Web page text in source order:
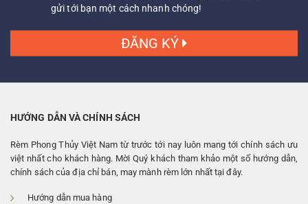
gửi tới bạn một cách nhanh chóng!
ĐĂNG KÝ
HƯỚNG DẪN VÀ CHÍNH SÁCH
Rèm Phong Thủy Việt Nam từ trước tới nay luôn mang tới chính sách ưu
việt nhất cho khách hàng. Mời Quý khách tham khảo một số hướng dẫn,
chính sách của địa chỉ bán, may mành rèm lớn nhất tại đây.
Hướng dẫn mua hàng